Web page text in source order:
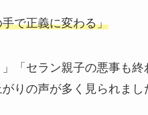
で正義に変わる」
「セラン親子の悪事も
りの声が多く見られまし